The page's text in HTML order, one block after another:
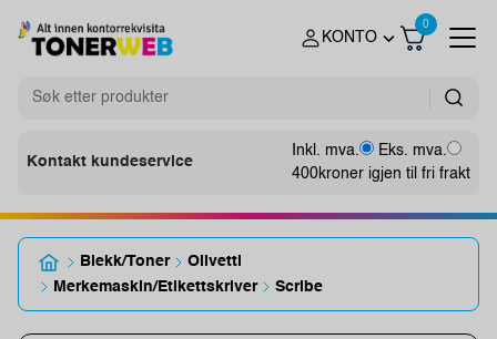
KONTO
0
Kontakt kundeservice
Inkl. mva.
Eks. mva.
400kroner igjen til fri frakt
Blekk/Toner
Olivetti
Merkemaskin/Etikettskriver
Scribe